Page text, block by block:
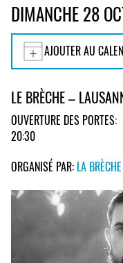
DIMANCHE 28
AJOUTER AU
LE BRÈCHE –
OUVERTURE DES PORTES:
20:30
ORGANISÉ PAR: LA BRÈCHE